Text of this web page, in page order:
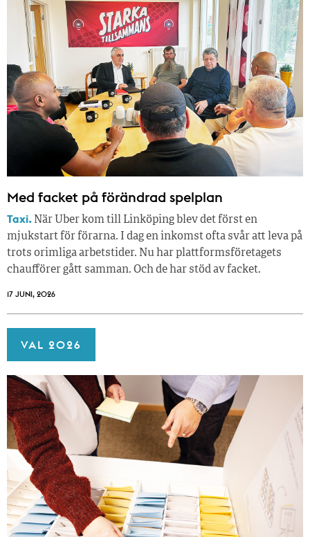
Med facket på förändrad spelplan
Taxi. När Uber kom till Linköping blev det först en
mjukstart för förarna. I dag en inkomst ofta svår att leva på
trots orimliga arbetstider. Nu har plattformsföretagets
chaufförer gått samman. Och de har stöd av facket.
17 JUNI, 2026
VAL 2026